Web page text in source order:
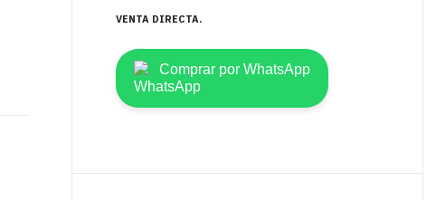
VENTA DIRECTA
Comprar por WhatsApp